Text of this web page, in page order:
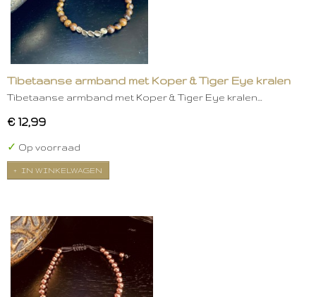
Tibetaanse armband met Koper & Tiger Eye kralen
Tibetaanse armband met Koper & Tiger Eye kralen…
€ 12,99
✓ Op voorraad
IN WINKELWAGEN